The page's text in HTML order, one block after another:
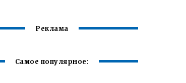
Реклама
Самое популярное: